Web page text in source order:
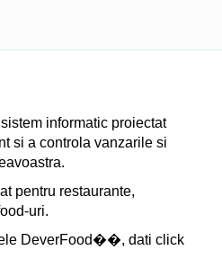
informatic proiectat
si a controla vanzarile si
pentru restaurante,
uri.
DeverFood��, dati click